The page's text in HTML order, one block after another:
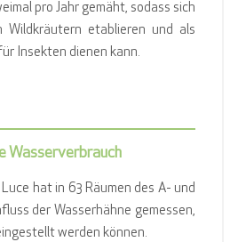
pro Jahr gemäht, sodass sich
Wildkräutern etablieren und als
Insekten dienen kann.
Wasserverbrauch
hat in 63 Räumen des A- und
der Wasserhähne gemessen,
werden können.